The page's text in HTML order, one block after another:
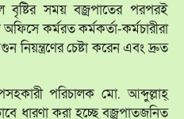
বৃষ্টির সময় বজ্রপাতের পরপরই
কর্মরত কর্মকর্তা-কর্মচারীরা
নিয়ন্ত্রণের চেষ্টা করেন এবং দ্রুত
পরিচালক মো. আব্দুল্লাহ্
ধারণা করা হচ্ছে বজ্রপাতজনিত